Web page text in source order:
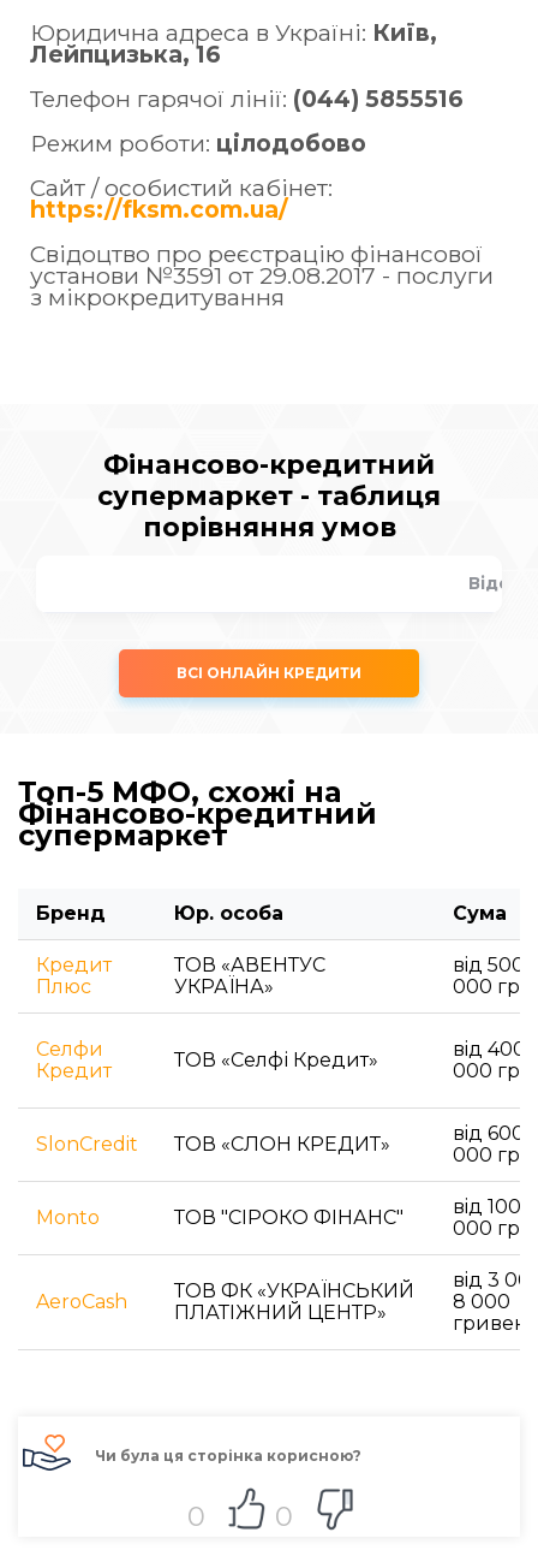
Юридична адреса в Україні: Київ,
Лейпцизька, 16
Телефон гарячої лінії: (044) 5855516
Режим роботи: цілодобово
Сайт / особистий кабінет:
https://fksm.com.ua/
Свідоцтво про реєстрацію фінансової
установи №3591 от 29.08.2017 - послуги
з мікрокредитування
Фінансово-кредитний
супермаркет - таблиця
порівняння умов
ВСІ ОНЛАЙН КРЕДИТИ
Топ-5 МФО, схожі на
Фінансово-кредитний
супермаркет
Бренд Юр. особа Сума
Кредит
Плюс
ТОВ «АВЕНТУС
УКРАЇНА»
вiд 500
000
Селфи
Кредит
ТОВ «Селфі Кредит»
вiд 400
000
SlonCredit ТОВ «СЛОН КРЕДИТ»
вiд 600
000
Monto ТОВ "СІРОКО ФІНАНС"
вiд 100
000
AeroCash
ТОВ ФК «УКРАЇНСЬКИЙ
ПЛАТІЖНИЙ ЦЕНТР»
вiд 3
8 000
гривень
Чи була ця сторінка корисною?
0 0